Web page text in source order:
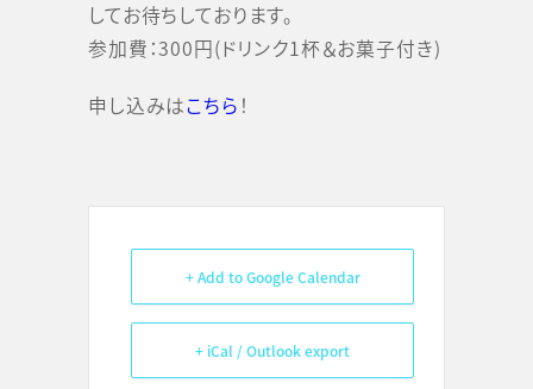
してお待ちしております。
参加費：300円(ドリンク1杯＆お菓子付き)
申し込みはこちら ！
+ Add to Google Calendar
+ iCal / Outlook export